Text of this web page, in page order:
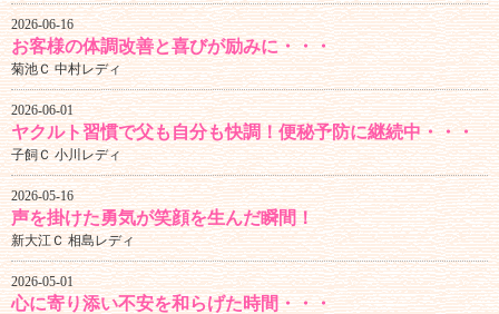
2026-06-16
お客様の体調改善と喜びが励みに・・・
菊池Ｃ 中村レディ
2026-06-01
ヤクルト習慣で父も自分も快調！便秘予防に継続中・・・
子飼Ｃ 小川レディ
2026-05-16
声を掛けた勇気が笑顔を生んだ瞬間！
新大江Ｃ 相島レディ
2026-05-01
心に寄り添い不安を和らげた時間・・・